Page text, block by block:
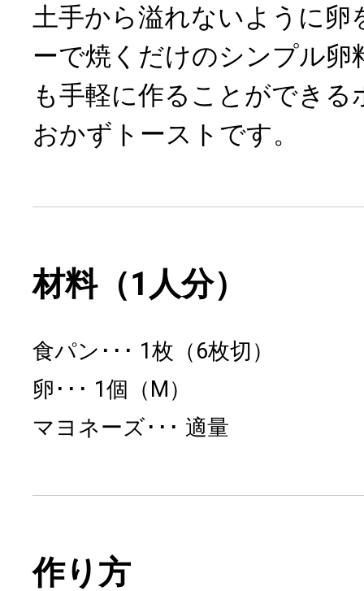
土手から溢れないように卵
ーで焼くだけのシンプル卵
も手軽に作ることができる
おかずトーストです。
材料（1人分）
食パン
1枚（6枚切）
卵
1個（M）
マヨネーズ
適量
作り方